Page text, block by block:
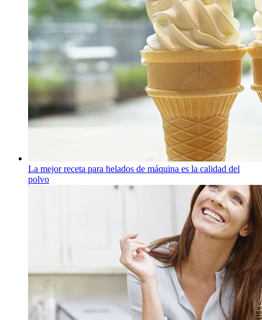
La mejor receta para helados de máquina es la calidad del
polvo